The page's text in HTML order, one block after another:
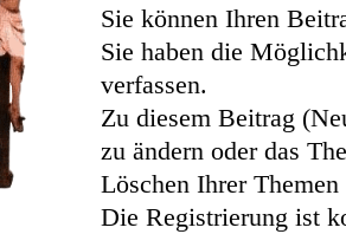
Sie können Ihren
Sie haben die
verfassen.
Zu diesem Beitrag
zu ändern oder das
Löschen Ihrer
Die Registrierung ist